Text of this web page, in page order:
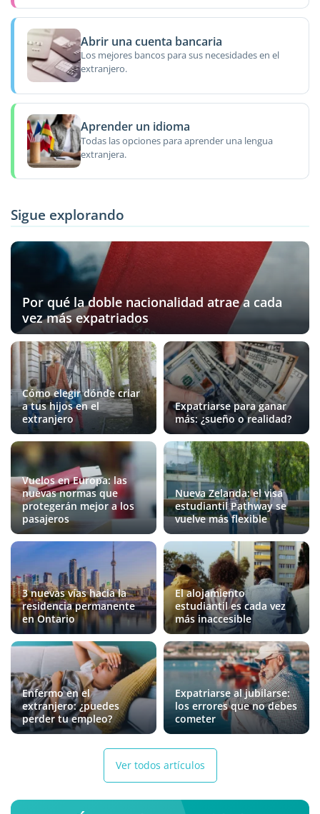
Abrir una cuenta bancaria
Los mejores bancos para sus necesidades en el
extranjero.
Aprender un idioma
Todas las opciones para aprender una lengua
extranjera.
Sigue explorando
Por qué la doble nacionalidad atrae a cada
vez más expatriados
Cómo elegir dónde criar
a tus hijos en el
extranjero
Expatriarse para ganar
más: ¿sueño o realidad?
Vuelos en Europa: las
nuevas normas que
protegerán mejor a los
pasajeros
Nueva Zelanda: el visa
estudiantil Pathway se
vuelve más flexible
3 nuevas vías hacia la
residencia permanente
en Ontario
El alojamiento
estudiantil es cada vez
más inaccesible
Enfermo en el
extranjero: ¿puedes
perder tu empleo?
Expatriarse al jubilarse:
los errores que no debes
cometer
Ver todos artículos